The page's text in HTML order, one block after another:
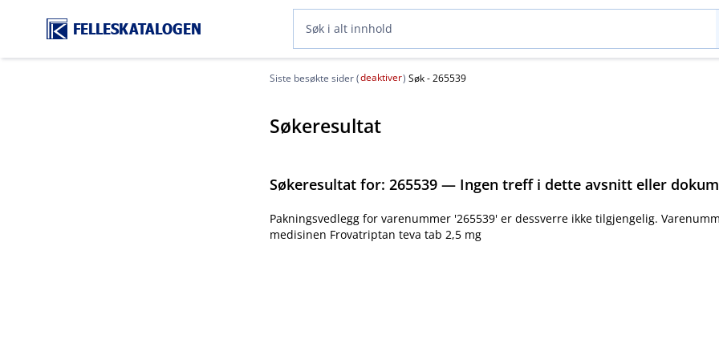
FELLESKATALOGEN
Siste besøkte sider (deaktiver) Søk - 265539
Søkeresultat
Søkeresultat for:265539 — Ingen treff i dette avsnitt eller
Pakningsvedlegg for varenummer '265539' er dessverre ikke tilgjengelig.
medisinen Frovatriptan teva tab 2,5 mg